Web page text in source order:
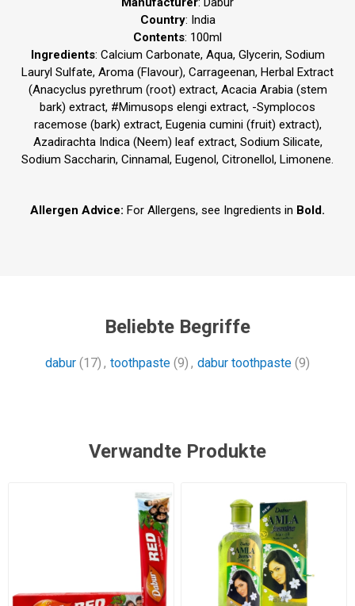
Country: India
Contents: 100ml
Ingredients: Calcium Carbonate, Aqua, Glycerin, Sodium
Lauryl Sulfate, Aroma (Flavour), Carrageenan, Herbal Extract
(Anacyclus pyrethrum (root) extract, Acacia Arabia (stem
bark) extract, #Mimusops elengi extract, -Symplocos
racemose (bark) extract, Eugenia cumini (fruit) extract),
Azadirachta Indica (Neem) leaf extract, Sodium Silicate,
Sodium Saccharin, Cinnamal, Eugenol, Citronellol, Limonene.
Allergen Advice: For Allergens, see Ingredients in Bold.
Beliebte Begriffe
dabur (17) , toothpaste (9) , dabur toothpaste (9)
Verwandte Produkte